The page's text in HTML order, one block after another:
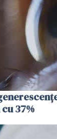
37%